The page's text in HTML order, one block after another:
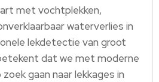
met vochtplekken,
waterverlies in
lekdetectie van groot
dat we met moderne
gaan naar lekkages in